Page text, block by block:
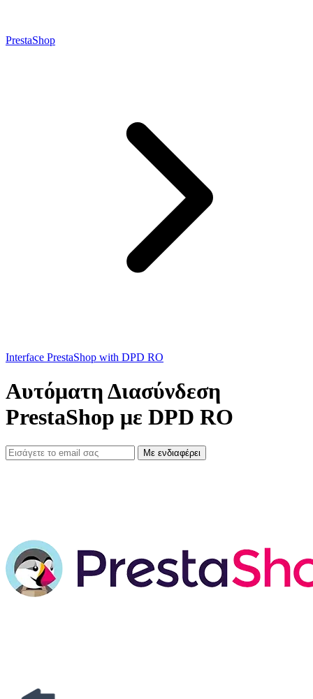
PrestaShop
Interface PrestaShop with DPD RO
Αυτόματη Διασύνδεση
PrestaShop με DPD RO
Με ενδιαφέρει